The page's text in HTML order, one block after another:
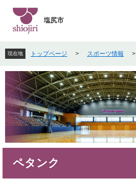
先
頭
で
を
飛
ば
本
文
へ
塩尻市
現在地 トップページ > スポーツ情報 >
ペタンク